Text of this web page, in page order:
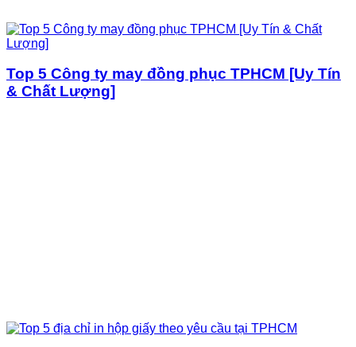
Top 5 Công ty may đồng phục TPHCM [Uy Tín
& Chất Lượng]